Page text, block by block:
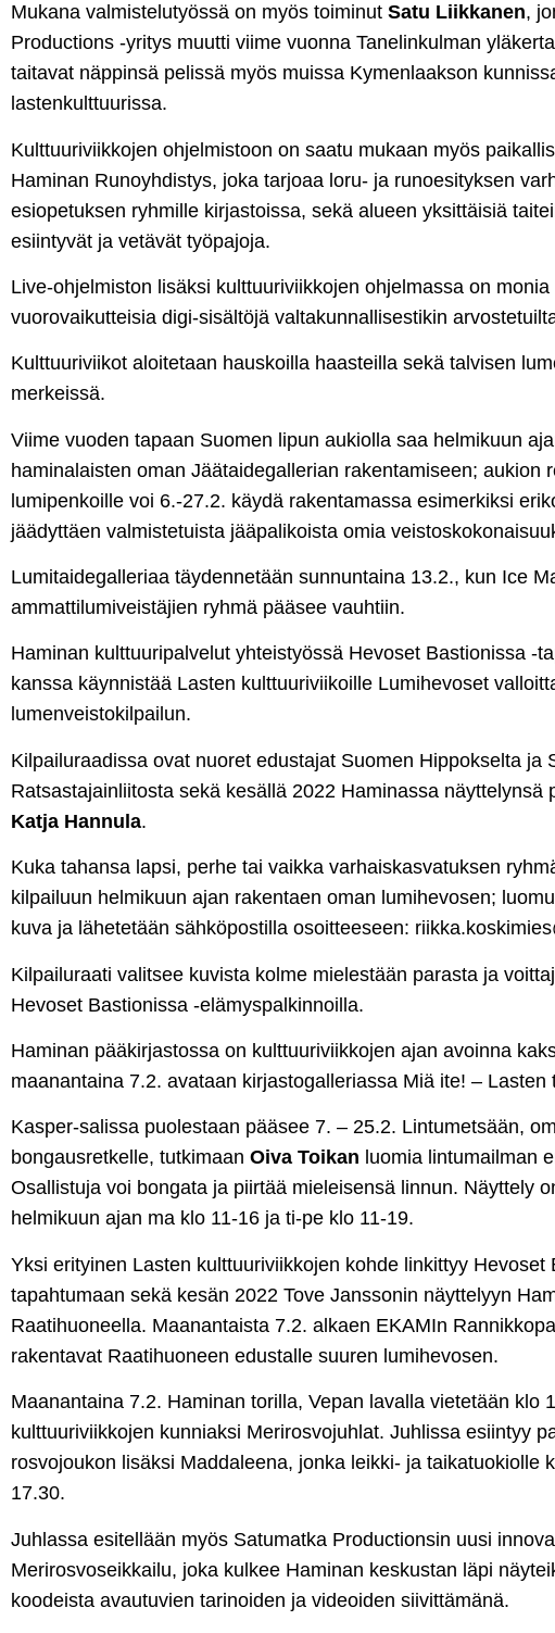
Mukana valmistelutyössä on myös toiminut Satu Liikkanen,
Productions -yritys muutti viime vuonna Tanelinkulman
taitavat näppinsä pelissä myös muissa Kymenlaakson
lastenkulttuurissa.
Kulttuuriviikkojen ohjelmistoon on saatu mukaan myös
Haminan Runoyhdistys, joka tarjoaa loru- ja runoesityksen
esiopetuksen ryhmille kirjastoissa, sekä alueen yksittäisiä
esiintyvät ja vetävät työpajoja.
Live-ohjelmiston lisäksi kulttuuriviikkojen ohjelmassa on
vuorovaikutteisia digi-sisältöjä valtakunnallisestikin
Kulttuuriviikot aloitetaan hauskoilla haasteilla sekä talvisen
merkeissä.
Viime vuoden tapaan Suomen lipun aukiolla saa helmikuun
haminalaisten oman Jäätaidegallerian rakentamiseen; aukion
lumipenkoille voi 6.-27.2. käydä rakentamassa esimerkiksi
jäädyttäen valmistetuista jääpalikoista omia
Lumitaidegalleriaa täydennetään sunnuntaina 13.2., kun Ice
ammattilumiveistäjien ryhmä pääsee vauhtiin.
Haminan kulttuuripalvelut yhteistyössä Hevoset Bastionissa -
kanssa käynnistää Lasten kulttuuriviikoille Lumihevoset
lumenveistokilpailun.
Kilpailuraadissa ovat nuoret edustajat Suomen Hippokselta ja
Ratsastajainliitosta sekä kesällä 2022 Haminassa näyttelynsä
Katja Hannula.
Kuka tahansa lapsi, perhe tai vaikka varhaiskasvatuksen
kilpailuun helmikuun ajan rakentaen oman lumihevosen;
kuva ja lähetetään sähköpostilla osoitteeseen:
Kilpailuraati valitsee kuvista kolme mielestään parasta ja
Hevoset Bastionissa -elämyspalkinnoilla.
Haminan pääkirjastossa on kulttuuriviikkojen ajan avoinna
maanantaina 7.2. avataan kirjastogalleriassa Miä ite! – Lasten
Kasper-salissa puolestaan pääsee 7. – 25.2. Lintumetsään,
bongausretkelle, tutkimaan Oiva Toikan luomia lintumailman
Osallistuja voi bongata ja piirtää mieleisensä linnun. Näyttely
helmikuun ajan ma klo 11-16 ja ti-pe klo 11-19.
Yksi erityinen Lasten kulttuuriviikkojen kohde linkittyy Hevoset
tapahtumaan sekä kesän 2022 Tove Janssonin näyttelyyn
Raatihuoneella. Maanantaista 7.2. alkaen EKAMIn
rakentavat Raatihuoneen edustalle suuren lumihevosen.
Maanantaina 7.2. Haminan torilla, Vepan lavalla vietetään klo
kulttuuriviikkojen kunniaksi Merirosvojuhlat. Juhlissa esiintyy
rosvojoukon lisäksi Maddaleena, jonka leikki- ja taikatuokiolle
17.30.
Juhlassa esitellään myös Satumatka Productionsin uusi
Merirosvoseikkailu, joka kulkee Haminan keskustan läpi
koodeista avautuvien tarinoiden ja videoiden siivittämänä.